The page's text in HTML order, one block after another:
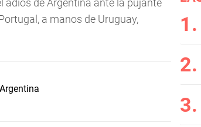
adiós de Argentina ante la pujante
a manos de Uruguay,